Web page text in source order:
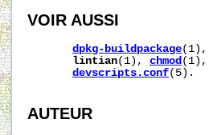
VOIR AUSSI
dpkg-buildpackage(1),
lintian(1), chmod(1),
devscripts.conf(5).
AUTEUR